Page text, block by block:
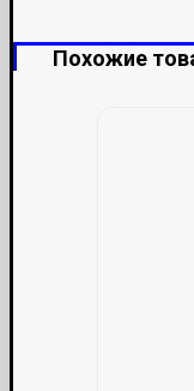
Похожие